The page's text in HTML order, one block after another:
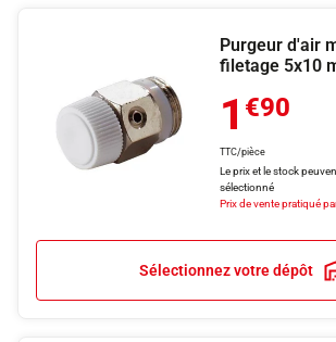
Purgeur d'air
filetage 5x10
1 €90
TTC/pièce
Le prix et le stock
sélectionné
Prix de vente pratiqué
Sélectionnez votre dépôt